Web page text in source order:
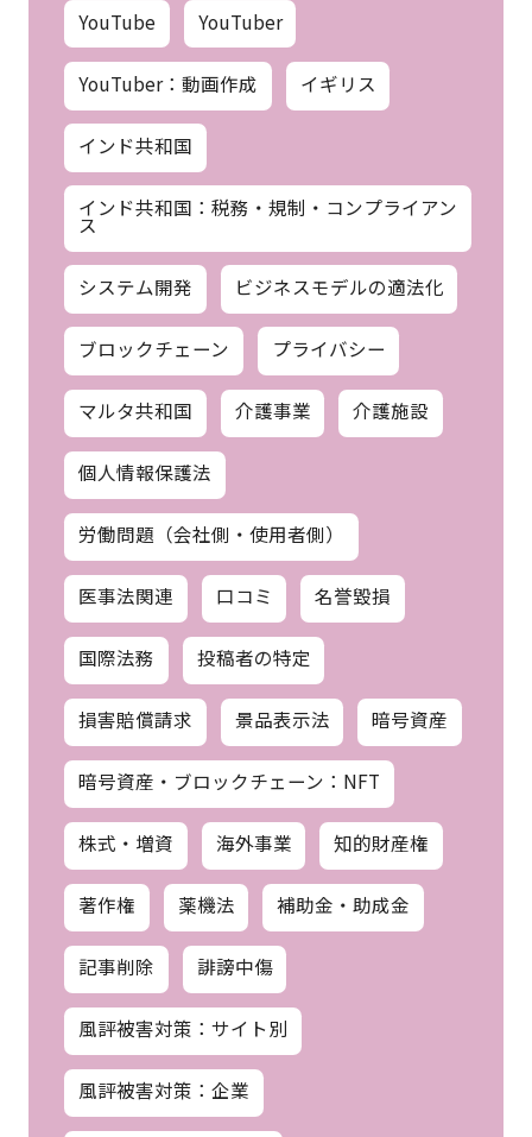
YouTube YouTuber
YouTuber：動画作成 イギリス
インド共和国
インド共和国：税務・規制・コンプライアン
ス
システム開発 ビジネスモデルの適法化
ブロックチェーン プライバシー
マルタ共和国 介護事業 介護施設
個人情報保護法
労働問題（会社側・使用者側）
医事法関連 口コミ 名誉毀損
国際法務 投稿者の特定
損害賠償請求 景品表示法 暗号資産
暗号資産・ブロックチェーン：NFT
株式・増資 海外事業 知的財産権
著作権 薬機法 補助金・助成金
記事削除 誹謗中傷
風評被害対策：サイト別
風評被害対策：企業